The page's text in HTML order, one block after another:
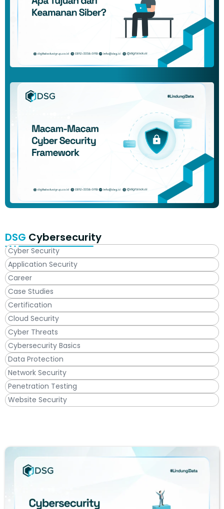
DSG Cybersecurity
Cyber Security
Application Security
Career
Case Studies
Certification
Cloud Security
Cyber Threats
Cybersecurity Basics
Data Protection
Network Security
Penetration Testing
Website Security